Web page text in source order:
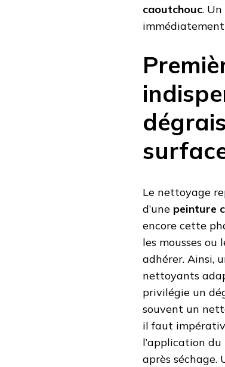
caoutchouc.
Le nettoyage
d’une peinture
encore cette
les mousses
adhérer. Ainsi,
nettoyants
privilégie un
souvent un
il faut
l’application
après séchage.